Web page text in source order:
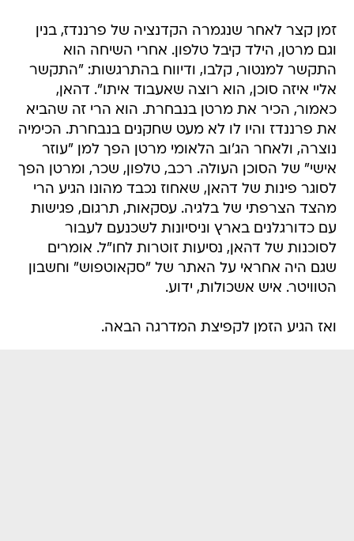
זמן קצר לאחר שנגמרה הקדנציה של פרננדז, בנין
וגם מרטן, הילד קיבל טלפון. אחרי השיחה הוא
התקשר למנטור, קלבו, ודיווח בהתרגשות: "התקשר
אליי איזה סוכן, הוא רוצה שאעבוד איתו". דהאן,
כאמור, הכיר את מרטן בנבחרת. הוא הרי זה שהביא
את פרננדז והיו לו לא מעט שחקנים בנבחרת. הכימיה
נוצרה, ולאחר הג'וב הלאומי מרטן הפך למן "עוזר
אישי" של הסוכן העולה. רכב, טלפון, שכר, ומרטן הפך
לסוגר פינות של דהאן, שאחוז נכבד מהונו הגיע הרי
מהצד הצרפתי של בלגיה. עסקאות, תרגום, פגישות
עם כדורגלנים בארץ וניסיונות לשכנעם לעבור
לסוכנות של דהאן, נסיעות זוטרות לחו"ל. אומרים
שגם היה אחראי על האתר של "סקאוטפוש" וחשבון
הטוויטר. איש אשכולות, ידוע.
ואז הגיע הזמן לקפיצת המדרגה הבאה.